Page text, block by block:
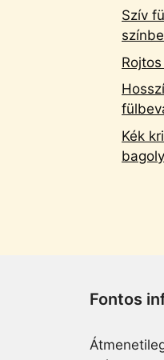
Szív
Kék
Fontos